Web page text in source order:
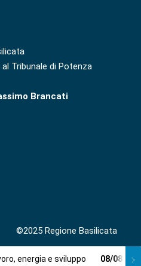
Tribunale di Potenza
Brancati
©2025 Regione Basilicata
energia e sviluppo 08/08